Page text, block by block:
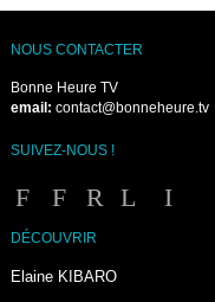
NOUS CONTACTER
Bonne Heure TV
email: contact@bonneheure.tv
SUIVEZ-NOUS !
DÉCOUVRIR
Elaine KIBARO